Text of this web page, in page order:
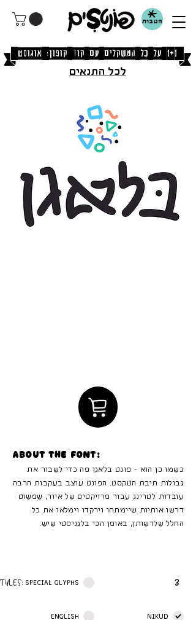
הטבות
[1+1 על כל המשקלים עם קוד קופון: אוגוסט] לכל התנאים
About the font:
כשמו כן הוא - פונט בלאגן פה כדי לשבור את
גבולות תיבת הטקסט. הפונט עוצב בעקבות הרבה
עובדות לטרינג עבור פרויקטים של איור, שפשוט
דרשו אותיות שיימתחו וירקדו וימלאו את כל
החלל שלרשותן, באופן הכי בלגניסטי שיש.
SPECIAL GLYPHS 3
NIKUD
ENGLISH